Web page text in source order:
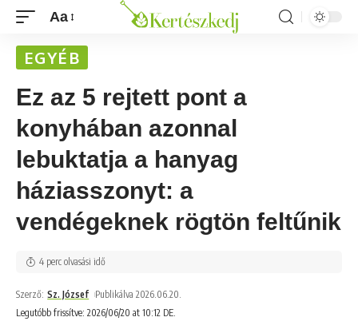
Aa
EGYÉB
Ez az 5 rejtett pont a
konyhában azonnal
lebuktatja a hanyag
háziasszonyt: a
vendégeknek rögtön feltűnik
Legutóbb frissítve: 2026/06/20 at 10:12 DE.
Szerző: Sz. József Publikálva 2026.06.20.
4 perc olvasási idő